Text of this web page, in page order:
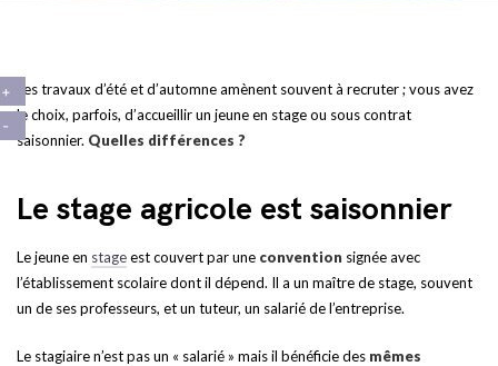
Les travaux d’été et d’automne amènent souvent à recruter ; vous avez
le choix, parfois, d’accueillir un jeune en stage ou sous contrat
saisonnier. Quelles différences ?
Le stage agricole est saisonnier
Le jeune en stageest couvert par une convention signée avec
l’établissement scolaire dont il dépend. Il a un maître de stage, souvent
un de ses professeurs, et un tuteur, un salarié de l’entreprise.
Le stagiaire n’est pas un « salarié » mais il bénéficie des mêmes